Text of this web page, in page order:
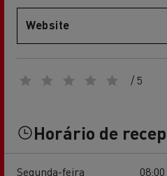
Website
/ 5
Horário de
Segunda-feira